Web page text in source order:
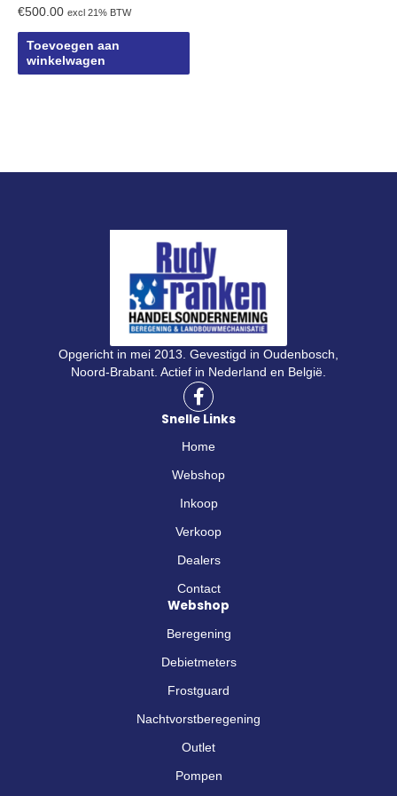
€500.00 excl 21% BTW
Toevoegen aan
winkelwagen
Opgericht in mei 2013. Gevestigd in Oudenbosch,
Noord-Brabant. Actief in Nederland en België.
F
a
c
e
o
k
-
Snelle Links
Home
Webshop
Inkoop
Verkoop
Dealers
Contact
Webshop
Beregening
Debietmeters
Frostguard
Nachtvorstberegening
Outlet
Pompen